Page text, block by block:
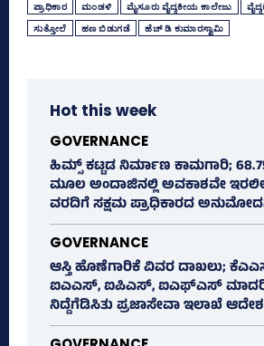
ಪ್ರಾಧಿಕಾರ ಮಂಡಳಿ ಮೈಸೂರು ವೈದ್ಯಕೀಯ ಕಾಲೇಜು
ಸುತ್ತೋಲೆ ಹಣ ಬಿಡುಗಡೆ ಹೆಚ್‌ ಡಿ ಕುಮಾರಸ್ವಾಮಿ
Hot this week
GOVERNANCE
ಹಿಮ್ಸ್‌ ಕಟ್ಟಡ ನಿರ್ಮಾಣ ಕಾಮಗಾರಿ;
ಮೂಲ ಅಂದಾಜಿನಲ್ಲಿ ಅವಕಾಶವೇ
ವರದಿಗೆ ಸಕ್ಷಮ ಪ್ರಾಧಿಕಾರದ
GOVERNANCE
ಆಸ್ತಿ ಹೊಣೆಗಾರಿಕೆ ವಿವರ ದಾಖಲು;
ಐಎಎಸ್‌, ಐಪಿಎಸ್‌, ಐಎಫ್‌ಎಸ್‌ ಮಾದರಿ
ನಿದ್ದೆಗೆಡಿಸಿತು ಪ್ರಜಾಸೇವಾ ಇಲಾಖೆ ಆದೇಶ